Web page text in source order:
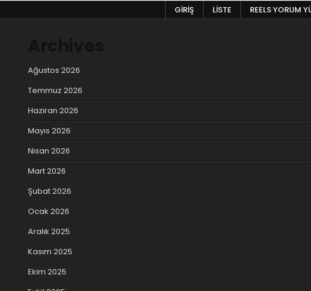
GIRIŞ LISTE REELS YORUM
Ağustos 2026
Temmuz 2026
Haziran 2026
Mayıs 2026
Nisan 2026
Mart 2026
Şubat 2026
Ocak 2026
Aralık 2025
Kasım 2025
Ekim 2025